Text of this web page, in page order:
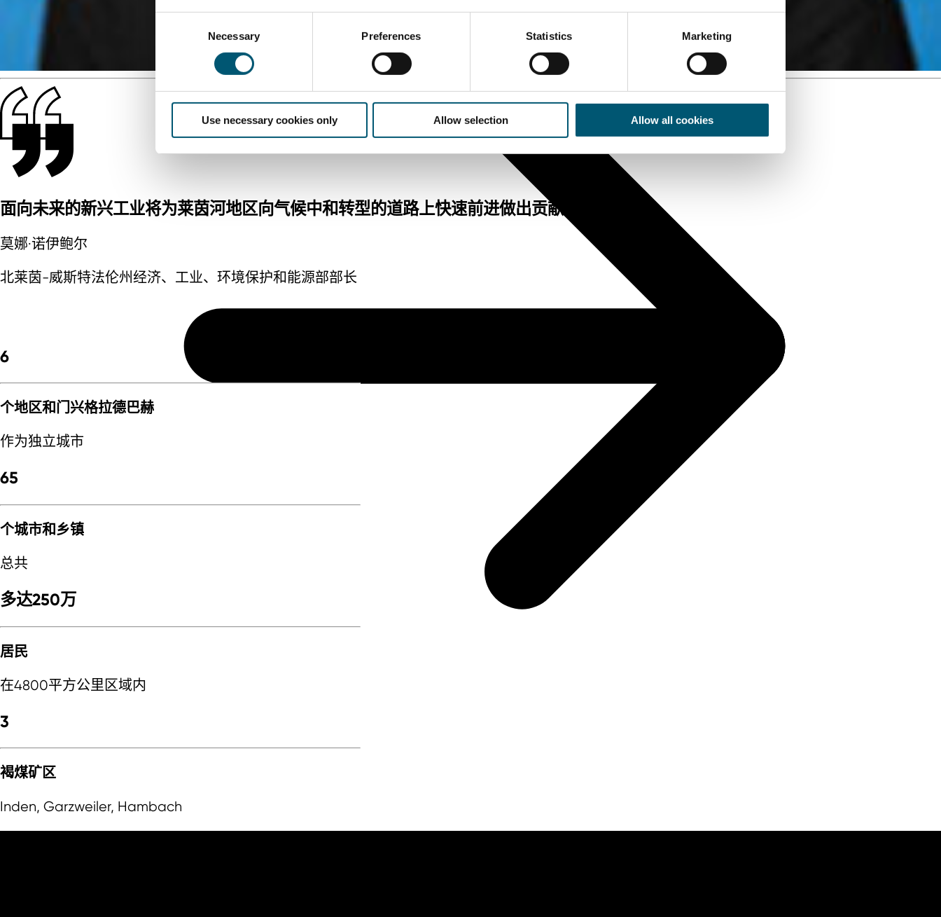
s
e
c
n
Necessary Preferences Statistics Marketing
Use necessary cookies only Allow selection Allow all cookies
面向未来的新兴工业将为莱茵河地区向气候中和转型的道路上快速前进做出贡献。
莫娜·诺伊鲍尔
北莱茵-威斯特法伦州经济、工业、环境保护和能源部部长
6
个地区和门兴格拉德巴赫
作为独立城市
65
个城市和乡镇
总共
多达250万
居民
在4800平方公里区域内
3
褐煤矿区
Inden, Garzweiler, Hambach